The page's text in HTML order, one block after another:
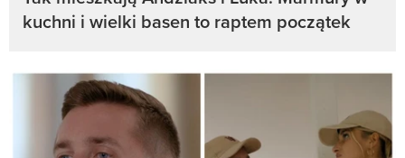
kuchni i wielki basen to raptem początek